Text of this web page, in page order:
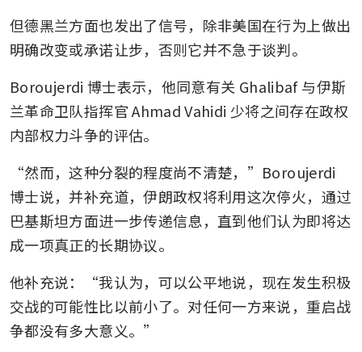
但德黑兰方面也发出了信号，除非美国在行为上做出
明确改变或承诺让步，否则它并不急于谈判。
Boroujerdi 博士表示，他同意有关 Ghalibaf 与伊斯
兰革命卫队指挥官 Ahmad Vahidi 少将之间存在政权
内部权力斗争的评估。
“然而，这种分裂的程度尚不清楚，”Boroujerdi
博士说，并补充道，伊朗政权将利用这次停火，通过
巴基斯坦方面进一步传递信息，直到他们认为即将达
成一项真正的长期协议。
他补充说：“我认为，可以公平地说，现在发生积极
交战的可能性比以前小了。对任何一方来说，重启战
争都没有多大意义。”